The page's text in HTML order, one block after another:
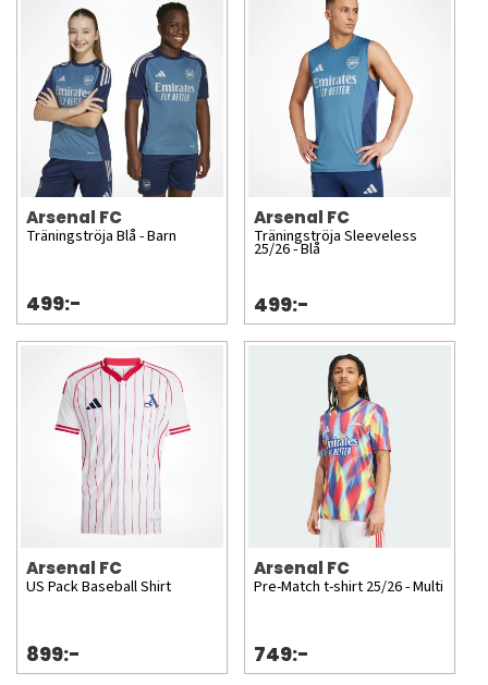
Arsenal FC
Träningströja Blå - Barn
499:-
Arsenal FC
Träningströja Sleeveless
25/26 - Blå
499:-
Arsenal FC
US Pack Baseball Shirt
899:-
Arsenal FC
Pre-Match t-shirt 25/26 - Multi
749:-